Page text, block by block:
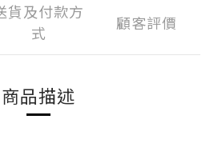
貨及付款方
式
顧客評價
商品描述